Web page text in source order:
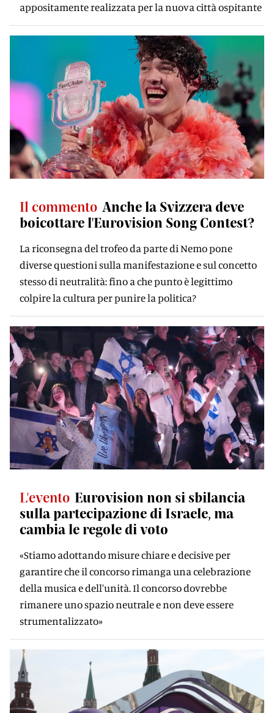
appositamente realizzata per la nuova città ospitante
Il commento Anche la Svizzera deve
boicottare l'Eurovision Song Contest?
La riconsegna del trofeo da parte di Nemo pone
diverse questioni sulla manifestazione e sul concetto
stesso di neutralità: fino a che punto è legittimo
colpire la cultura per punire la politica?
L'evento Eurovision non si sbilancia
sulla partecipazione di Israele, ma
cambia le regole di voto
«Stiamo adottando misure chiare e decisive per
garantire che il concorso rimanga una celebrazione
della musica e dell'unità. Il concorso dovrebbe
rimanere uno spazio neutrale e non deve essere
strumentalizzato»